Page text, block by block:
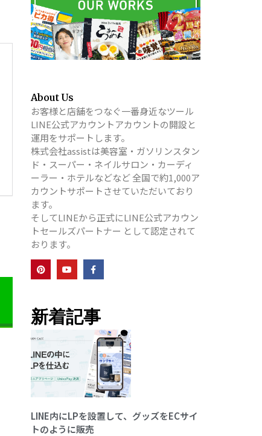
About Us
お客様と店舗をつなぐ一番身近なツール
LINE公式アカウントアカウントの開設と
運用をサポートします。
株式会社assistは美容室・ガソリンスタン
ド・スーパー・ネイルサロン・カーディ
ーラー・ホテルなどなど 全国で約1,000ア
カウントサポートさせていただいており
ます。
そしてLINEから正式にLINE公式アカウン
トセールズパートナー として認定されて
おります。
新着記事
LINE内にLPを設置して、グッズをECサイ
トのように販売